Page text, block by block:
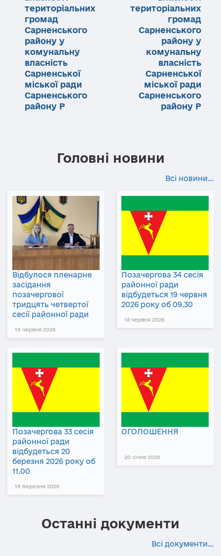
територіальних
громад
Сарненського
району у
комунальну
власність
Сарненської
міської ради
Сарненського
району Р
територіальних
громад
Сарненського
району у
комунальну
власність
Сарненської
міської ради
Сарненського
району Р
Головні новини
Всі новини...
Відбулося пленарне
засідання
позачергової
тридцять четвертої
сесії районної ради
19 червня 2026
Позачергова 34 сесія
районної ради
відбудеться 19 червня
2026 року об 09.30
18 червня 2026
Позачергова 33 сесія
районної ради
відбудеться 20
березня 2026 року об
11.00
19 березня 2026
ОГОЛОШЕННЯ
20 січня 2026
Останні документи
Всі документи...